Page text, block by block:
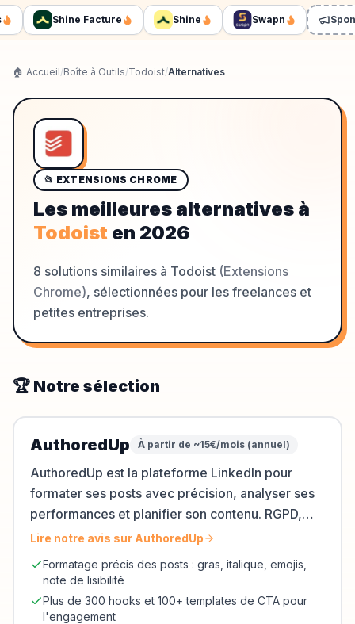
Shine Facture Shine Swapn
🏠 Accueil/Boîte à Outils/Todoist/Alternatives
📂 EXTENSIONS CHROME
Les meilleures alternatives à
Todoist en 2026
8 solutions similaires à Todoist (Extensions
Chrome), sélectionnées pour les freelances et
petites entreprises.
🏆 Notre sélection
AuthoredUp À partir de ~15€/mois (annuel)
AuthoredUp est la plateforme LinkedIn pour
formater ses posts avec précision, analyser ses
performances et planifier son contenu. RGPD,
hébergement EU, sans tracking.
Lire notre avis sur AuthoredUp
Formatage précis des posts : gras, italique, emojis,
note de lisibilité
Plus de 300 hooks et 100+ templates de CTA pour
l'engagement